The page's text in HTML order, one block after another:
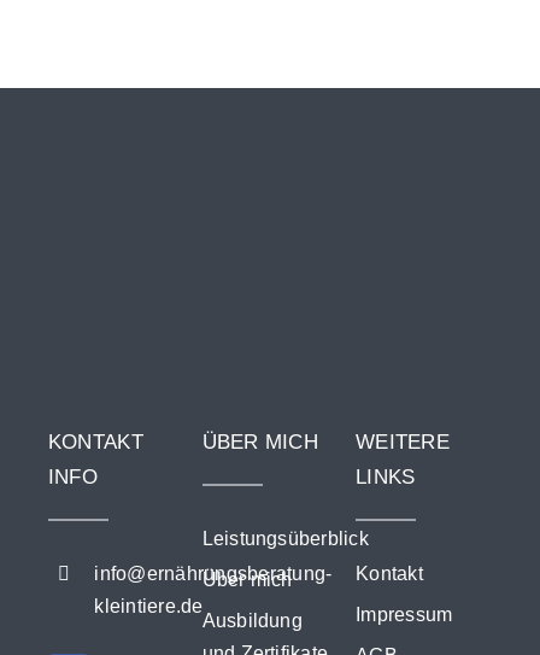
KONTAKT
INFO
info@ernährungsberatung-
kleintiere.de
ÜBER MICH
Leistungsüberblick
Über mich
Ausbildung
WEITERE
LINKS
Kontakt
Impressum